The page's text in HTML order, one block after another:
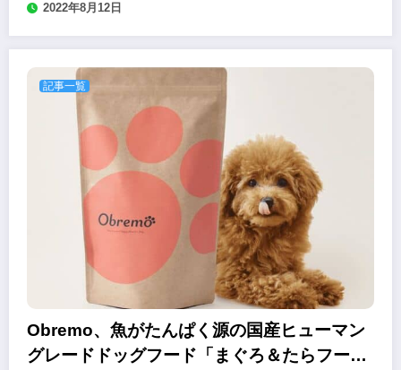
2022年8月12日
記事一覧
Obremo、魚がたんぱく源の国産ヒューマン
グレードドッグフード「まぐろ＆たらフー